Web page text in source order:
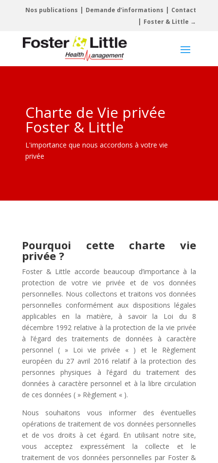
Nos publications | Demande d’informations | Contact
| Foster & Little →
Charte de Vie privée
Foster & Little
L'importance que nous accordons à votre vie
privée
Pourquoi cette charte vie
privée ?
Foster & Little accorde beaucoup d’importance à la
protection de votre vie privée et de vos données
personnelles. Nous collectons et traitons vos données
personnelles conformément aux dispositions légales
applicables en la matière, à savoir la Loi du 8
décembre 1992 relative à la protection de la vie privée
à l’égard des traitements de données à caractère
personnel ( » Loi vie privée « ) et le Règlement
européen du 27 avril 2016 relatif à la protection des
personnes physiques à l’égard du traitement des
données à caractère personnel et à la libre circulation
de ces données ( » Règlement « ).
Nous souhaitons vous informer des éventuelles
opérations de traitement de vos données personnelles
et de vos droits à cet égard. En utilisant notre site,
vous acceptez expressément la collecte et le
traitement de vos données personnelles par Foster &